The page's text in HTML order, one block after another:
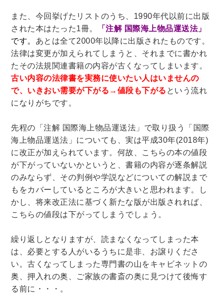
木版画・浮世絵
また、今回挙げたリストのうち、1990年代以前に出版
された本はたった1冊。
「注解 国際海上物品運送法」
です。 あとは全て2000年以降に出版されたものです。
法律は変更が加えられてしまうと、それまでに書かれ
たその法規関連書籍の内容が古くなってしまいます。
古い内容の法律書を実務に使いたい人はいませんの
で、いきおい需要が下がる→値段も下がる という流れ
になりがちです。
先程の「注解 国際海上物品運送法」で取り扱う「国際
海上物品運送法」についても、実は平成30年(2018年)
に改正が加えられています。何故、こちらの本の値段
が下がっていないかというと、書籍の内容が逐条解説
のみならず、その判例や学説などについての解説まで
もをカバーしているところが大きいと思われます。し
かし、将来改正法に基づく新たな版が出版されれば、
こちらの値段は下がってしまうでしょう。
繰り返しとなりますが、読まなくなってしまった本
は、必要とする人がいるうちに是非、お譲りくださ
い。古くなってしまった専門書の山をキャビネットの
奥、押入れの奥、ご家族の書斎の奥に見つけて後悔す
る前に・・・。